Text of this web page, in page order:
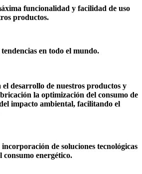
funcionalidad y facilidad de uso
productos.
en todo el mundo.
el desarrollo de nuestros productos y
la optimización del consumo de
impacto ambiental, facilitando el
de soluciones tecnológicas
consumo energético.